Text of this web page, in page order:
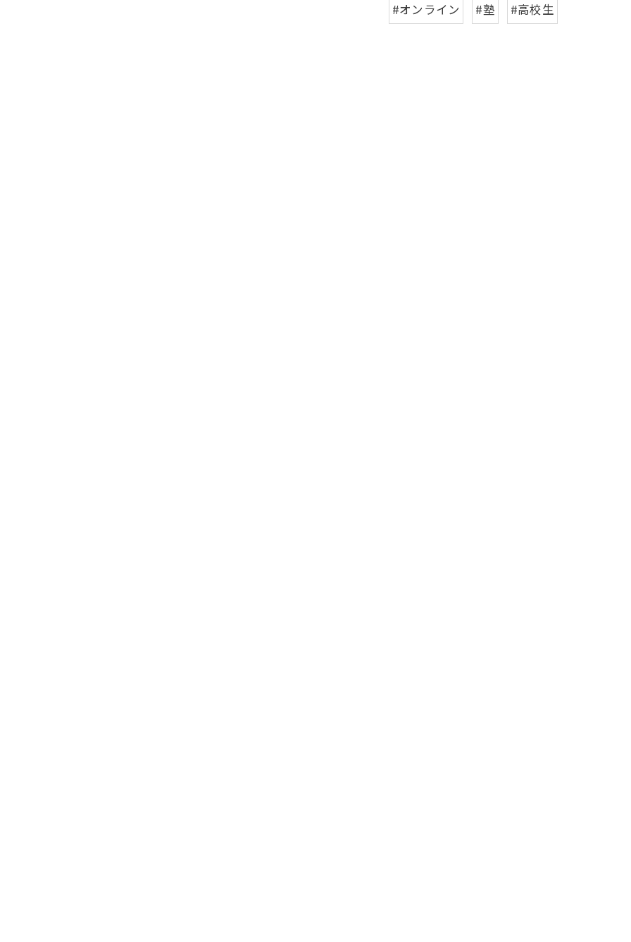
#オンライン #塾 #高校生